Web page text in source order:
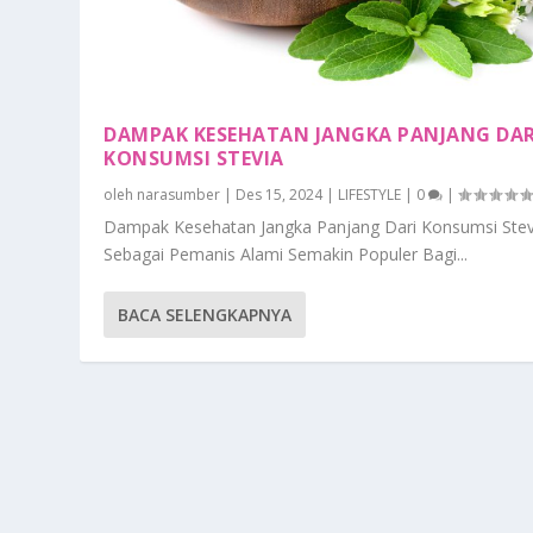
DAMPAK KESEHATAN JANGKA PANJANG
KONSUMSI STEVIA
oleh narasumber | Des 15, 2024| LIFESTYLE | 0 |
Dampak Kesehatan Jangka Panjang Dari Konsumsi
Sebagai Pemanis Alami Semakin Populer Bagi...
BACA SELENGKAPNYA